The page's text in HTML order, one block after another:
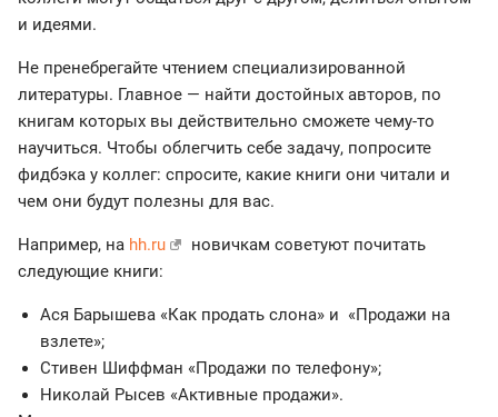
и идеями.
Не пренебрегайте чтением специализированной
литературы. Главное — найти достойных авторов, по
книгам которых вы действительно сможете чему-то
научиться. Чтобы облегчить себе задачу, попросите
фидбэка у коллег: спросите, какие книги они читали и
чем они будут полезны для вас.
Например, на hh.ru
новичкам советуют почитать
следующие книги:
Ася Барышева «Как продать слона» и «Продажи на
взлете»;
Стивен Шиффман «Продажи по телефону»;
Николай Рысев «Активные продажи».